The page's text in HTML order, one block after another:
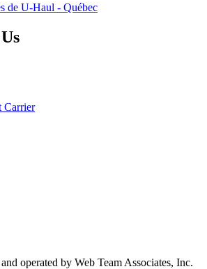
de U-Haul - Québec
operated by Web Team Associates, Inc.